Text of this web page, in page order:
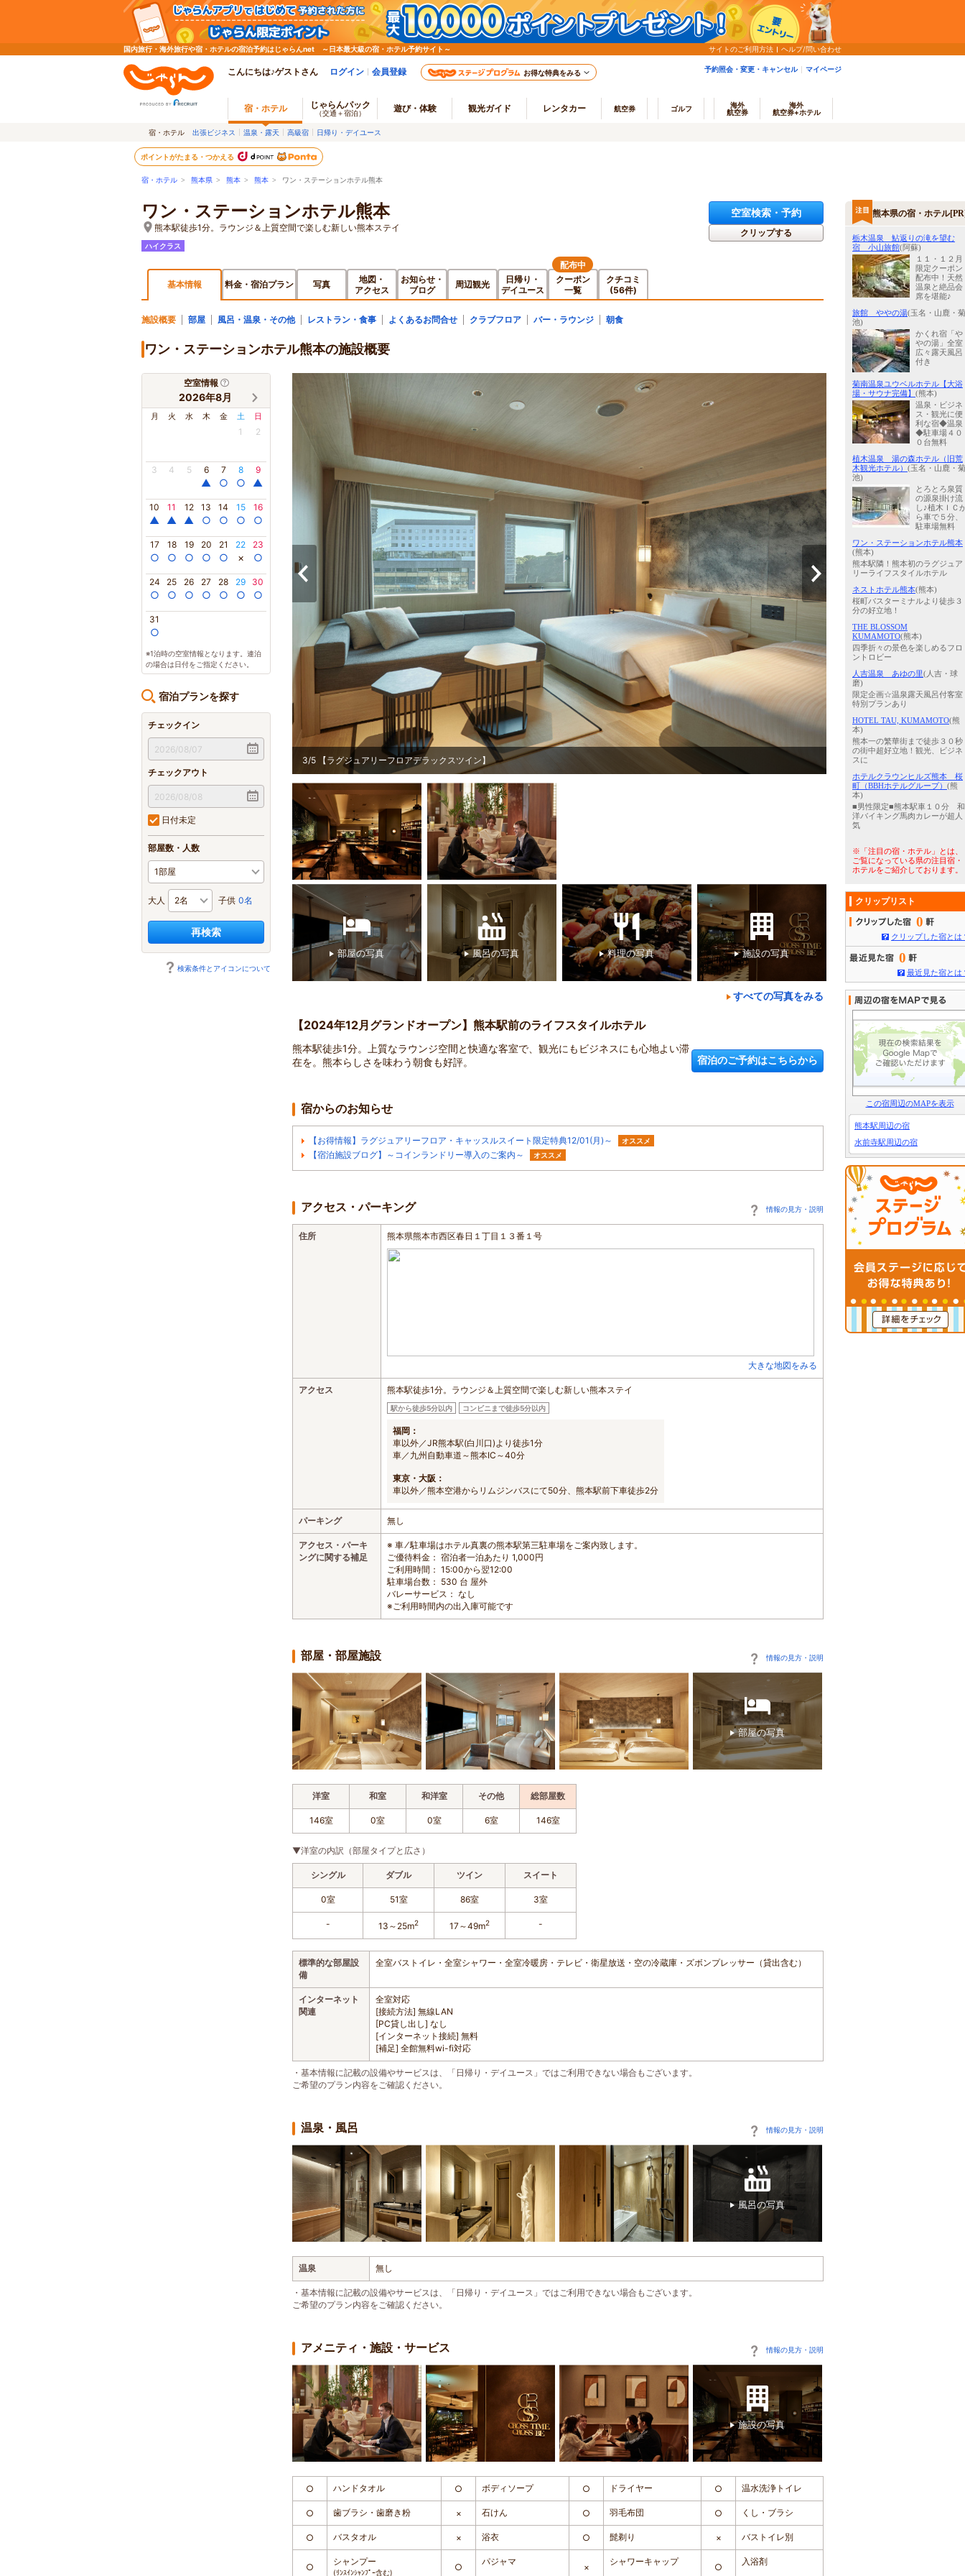
国内旅行・海外旅行や宿・ホテルの宿泊予約はじゃらんnet ～日本最大級の宿・ホテル予約サイト～ サイトのご利用方法 ヘルプ/問い合わせ
こんにちは♪ゲストさん ログイン 会員登録 お得な特典をみる 予約照会・変更・キャンセル マイページ
宿・ホテル じゃらんパック
（交通＋宿泊） 遊び・体験 観光ガイド レンタカー 航空券 ゴルフ
海外
航空券
海外
航空券+ホテル
宿・ホテル 出張ビジネス 温泉・露天 高級宿 日帰り・デイユース
ポイントがたまる・つかえる
宿・ホテル > 熊本県 > 熊本 > 熊本 > ワン・ステーションホテル熊本
ワン・ステーションホテル熊本
熊本駅徒歩1分。ラウンジ＆上質空間で楽しむ新しい熊本ステイ
ハイクラス
空室検索・予約
クリップする
基本情報 料金・宿泊プラン 写真
地図・
アクセス
お知らせ・
ブログ
周辺観光
日帰り・
デイユース
クーポン
一覧
配布中
クチコミ
(56件)
施設概要 部屋 風呂・温泉・その他 レストラン・食事 よくあるお問合せ クラブフロア バー・ラウンジ 朝食
ワン・ステーションホテル熊本の施設概要
空室情報
2026年8月
月 火 水 木 金 土 日
1 2
3 4 5 6
▲
7
○
8
○
9
▲
10
▲
11
▲
12
▲
13
○
14
○
15
○
16
○
17
○
18
○
19
○
20
○
21
○
22
×
23
○
24
○
25
○
26
○
27
○
28
○
29
○
30
○
31
○
※1泊時の空室情報となります。連泊
の場合は日付をご指定ください。
宿泊プランを探す
チェックイン
チェックアウト
日付未定
部屋数・人数
大人 子供 0名
再検索
検索条件とアイコンについて
3/5 【ラグジュアリーフロアデラックスツイン】 【デラックスツイン】
部屋の写真 風呂の写真 料理の写真 施設の写真
すべての写真をみる
【2024年12月グランドオープン】熊本駅前のライフスタイルホテル
熊本駅徒歩1分。上質なラウンジ空間と快適な客室で、観光にもビジネスにも心地よい滞
在を。熊本らしさを味わう朝食も好評。
宿泊のご予約はこちらから
宿からのお知らせ
【お得情報】ラグジュアリーフロア・キャッスルスイート限定特典12/01(月)～ オススメ
【宿泊施設ブログ】～コインランドリー導入のご案内～ オススメ
アクセス・パーキング 情報の見方・説明
住所 熊本県熊本市西区春日１丁目１３番１号
大きな地図をみる
アクセス 熊本駅徒歩1分。ラウンジ＆上質空間で楽しむ新しい熊本ステイ
駅から徒歩5分以内 コンビニまで徒歩5分以内
福岡：
車以外／JR熊本駅(白川口)より徒歩1分
車／九州自動車道～熊本IC～40分
東京・大阪：
車以外／熊本空港からリムジンバスにて50分、熊本駅前下車徒歩2分
パーキング 無し
アクセス・パーキ
ングに関する補足
※ 車 ⁄ 駐車場はホテル真裏の熊本駅第三駐車場をご案内致します。
ご優待料金： 宿泊者一泊あたり 1,000円
ご利用時間： 15:00から翌12:00
駐車場台数： 530 台 屋外
バレーサービス： なし
※ご利用時間内の出入庫可能です
部屋・部屋施設 情報の見方・説明
部屋の写真
洋室 和室 和洋室 その他 総部屋数
146室 0室 0室 6室 146室
▼洋室の内訳（部屋タイプと広さ）
シングル ダブル ツイン スイート
0室 51室 86室 3室
- 13～25m2 17～49m2 -
標準的な部屋設
備
全室バストイレ・全室シャワー・全室冷暖房・テレビ・衛星放送・空の冷蔵庫・ズボンプレッサー（貸出含む）
インターネット
関連
全室対応
[接続方法] 無線LAN
[PC貸し出し] なし
[インターネット接続] 無料
[補足] 全館無料wi-fi対応
・基本情報に記載の設備やサービスは、「日帰り・デイユース」ではご利用できない場合もございます。
ご希望のプラン内容をご確認ください。
温泉・風呂 情報の見方・説明
風呂の写真
温泉 無し
・基本情報に記載の設備やサービスは、「日帰り・デイユース」ではご利用できない場合もございます。
ご希望のプラン内容をご確認ください。
アメニティ・施設・サービス 情報の見方・説明
施設の写真
○ ハンドタオル ○ ボディソープ ○ ドライヤー ○ 温水洗浄トイレ
○ 歯ブラシ・歯磨き粉 × 石けん ○ 羽毛布団 ○ くし・ブラシ
○ バスタオル × 浴衣 ○ 髭剃り × バストイレ別
○
シャンプー
(ﾘﾝｽｲﾝｼｬﾝﾌﾟｰ含む) ○
パジャマ
×
シャワーキャップ
○
入浴剤
熊本県の宿・ホテル
栃木温泉 鮎返りの滝を望む
宿 小山旅館(阿蘇)
１１・１２月
限定クーポン
配布中！天然
温泉と絶品会
席を堪能♪
旅館 ややの湯(玉名・山鹿・菊
池)
かくれ宿「や
やの湯」全室
広々露天風呂
付き
菊南温泉ユウベルホテル【大浴
場・サウナ完備】 (熊本)
温泉・ビジネ
ス・観光に便
利な宿◆温泉
◆駐車場４０
０台無料
植木温泉 湯の森ホテル（旧荒
木観光ホテル） (玉名・山鹿・菊
池)
とろとろ泉質
の源泉掛け流
し♪植木ＩＣ
ら車で５分、
駐車場無料
ワン・ステーションホテル熊本
(熊本)
熊本駅隣！熊本初のラグジュア
リーライフスタイルホテル
ネストホテル熊本(熊本)
桜町バスターミナルより徒歩３
分の好立地！
THE BLOSSOM
KUMAMOTO(熊本)
四季折々の景色を楽しめるフロ
ントロビー
人吉温泉 あゆの里(人吉・球
磨)
限定企画☆温泉露天風呂付客室
特別プランあり
HOTEL TAU, KUMAMOTO(熊
本)
熊本一の繁華街まで徒歩３０秒
の街中超好立地！観光、ビジネ
スに
ホテルクラウンヒルズ熊本 桜
町（BBHホテルグループ） (熊
本)
■男性限定■熊本駅車１０分 和
洋バイキング馬肉カレーが超人
気
※「注目の宿・ホテル」とは、
ご覧になっている県の注目宿・
ホテルをご紹介しております。
クリップリスト
0
クリップした宿とは
0
最近見た宿とは
この宿周辺のMAPを表示
熊本駅周辺の宿
水前寺駅周辺の宿